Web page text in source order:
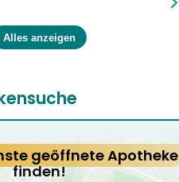
Alles anzeigen
geöffnete Apotheke
finden!